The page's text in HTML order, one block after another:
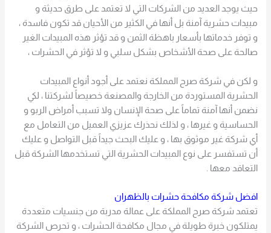
حيث يوجد العديد من الشركات التي لا تعتمد على طرق حديثة و
مبيدات حشرية آمنة بل أنها في الكثير من الأحيان قد تكون فاسدة ،
و توفر خدماتها بأسعار باهظة الثمن و قد تؤثر هذه المبيدات الغير
صالحة على صحة الأشخاص بشكل سلبي و لا تؤثر في الحشرات ،
و لكن في شركة صرح المملكة نعتمد على أجود أنواع المبيدات
الحشرية المستوردة من الخارجة والمصنعة خصيصاً لشركتنا ، لكي
نضمن أنها آمنة تماماً على صحة الإنسان ولا تسبب أمراض الربو و
الحساسية و غيرها ، و لذلك نحذرك عزيزي العميل من التعامل مع
أي شركة غير موثوق بها ، و عليك البحث جيداً قبل التواصل و عليك
أن تستفسر على نوع المبيدات الحشرية التي تستخدمها الشركة قبل
التعاقد معها .
افضل شركة مكافحة حشرات بالظهران
تعتمد شركة صرح المملكة على عمالة مدربة من جنسيات متعددة
يمتلكون خبرة طويلة في مجال مكافحة الحشرات ، و تحرص الشركة